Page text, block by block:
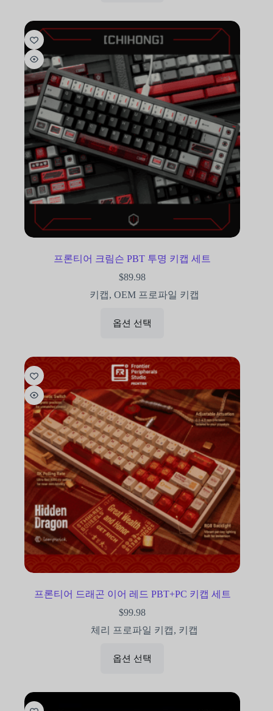
프론티어 크림슨 PBT 투명 키캡 세트
$89.98
키캡,OEM 프로파일 키캡
옵션 선택
프론티어 드래곤 이어 레드 PBT+PC 키캡 세트
$99.98
체리 프로파일 키캡, 키캡
옵션 선택